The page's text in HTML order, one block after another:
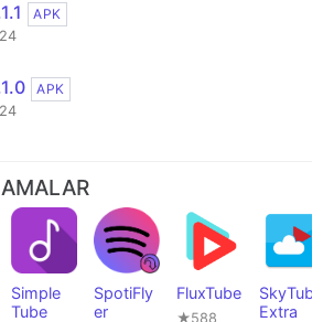
APK
APK
Simple
Tube
SpotiFly
er
FluxTube
★588
SkyTube
Extra